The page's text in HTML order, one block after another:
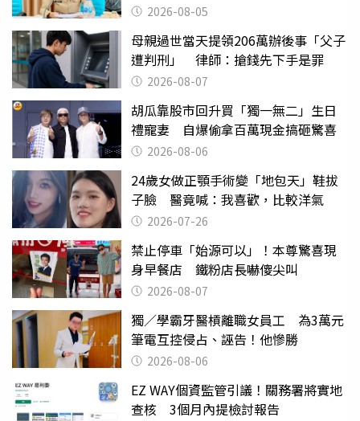
2026-08-05
母親過世當天提領206萬辦後事「父子
遭判刑」 律師：搶錢先下手是罪
2026-08-07
胡瓜靠股市回升買「獨一無二」生日
禮寵妻 自爆偷拿百萬現金搞砸驚喜
2026-08-06
24歲女做正顎手術變「地包天」鞋拔
子臉 醫竟喊：我喜歡，比較洋氣
2026-07-26
禁止停車「始源可以」！本尊驚喜現
身早餐店 鐵粉店長嚇傻尖叫
2026-08-07
獨／學霸牙醫槓離職女員工 為3萬元
筆電互控侵占、誣告！他慘勝
2026-08-06
EZ WAY個資監管引議！關務署將實地
查核 3個月內提檢討報告